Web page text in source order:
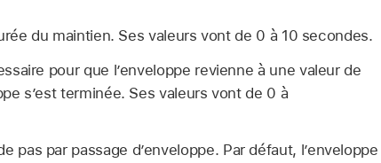
du maintien. Ses valeurs vont de 0 à 10 secondes.
pour que l’enveloppe revienne à une valeur de
s’est terminée. Ses valeurs vont de 0 à
pas par passage d’enveloppe. Par défaut, l’enveloppe